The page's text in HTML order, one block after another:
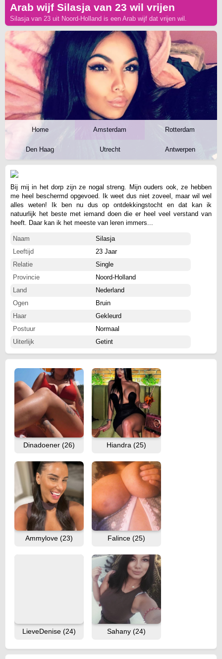
Arab wijf Silasja van 23 wil vrijen
Silasja van 23 uit Noord-Holland is een Arab wijf dat vrijen wil.
Home Amsterdam Rotterdam
Den Haag Utrecht Antwerpen
Bij mij in het dorp zijn ze nogal streng. Mijn ouders ook, ze hebben
me heel beschermd opgevoed. Ik weet dus niet zoveel, maar wil wel
alles weten! Ik ben nu dus op ontdekkingstocht en dat kan ik
natuurlijk het beste met iemand doen die er heel veel verstand van
heeft. Daar kan ik het meeste van leren immers...
Naam
Silasja
Leeftijd
23 Jaar
Relatie
Single
Provincie
Noord-Holland
Land
Nederland
Ogen
Bruin
Haar
Gekleurd
Postuur
Normaal
Uiterlijk
Getint
Dinadoener (26) Hiandra (25)
Ammylove (23) Falince (25)
LieveDenise (24) Sahany (24)